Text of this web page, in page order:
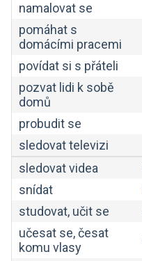
namalovat se
pomáhat s
domácími pracemi
povídat si s přáteli
pozvat lidi k sobě
domů
probudit se
sledovat televizi
sledovat videa
snídat
studovat, učit se
učesat se, česat
komu vlasy